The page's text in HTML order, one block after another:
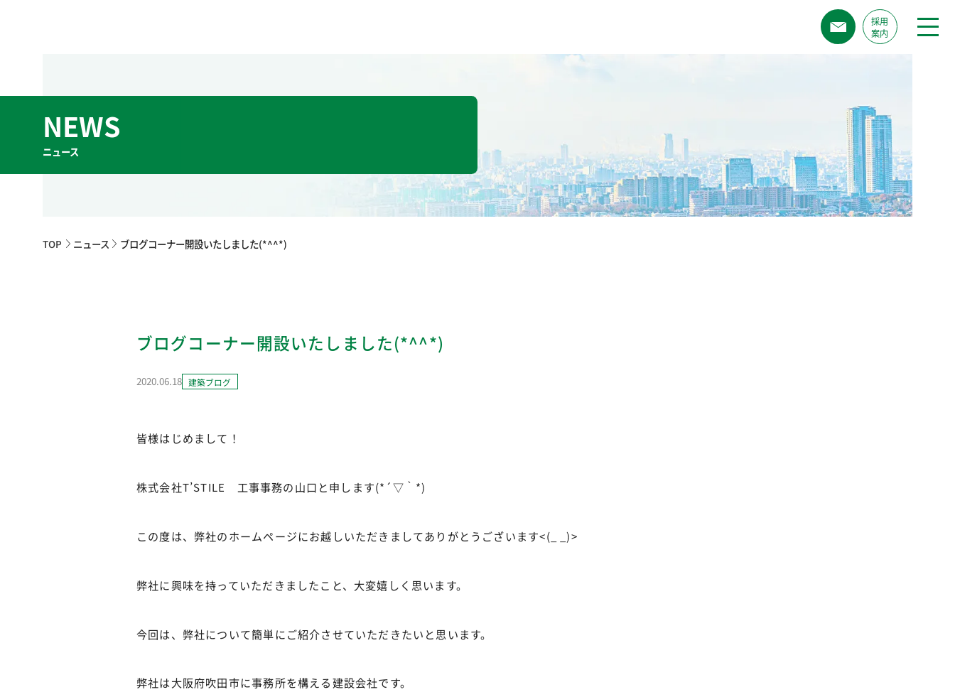
採用
案内
NEWS
TOP ニュース ブログコーナー開設いたしました(*^^*)
ブログコーナー開設いたしました(*^^*)
2020.06.18 建築ブログ
皆様はじめまして！
株式会社T’STILE 工事事務の山口と申します(*´▽｀*)
この度は、弊社のホームページにお越しいただきましてありがとうございます<(_ _)>
弊社に興味を持っていただきましたこと、大変嬉しく思います。
今回は、弊社について簡単にご紹介させていただきたいと思います。
弊社は大阪府吹田市に事務所を構える建設会社です。